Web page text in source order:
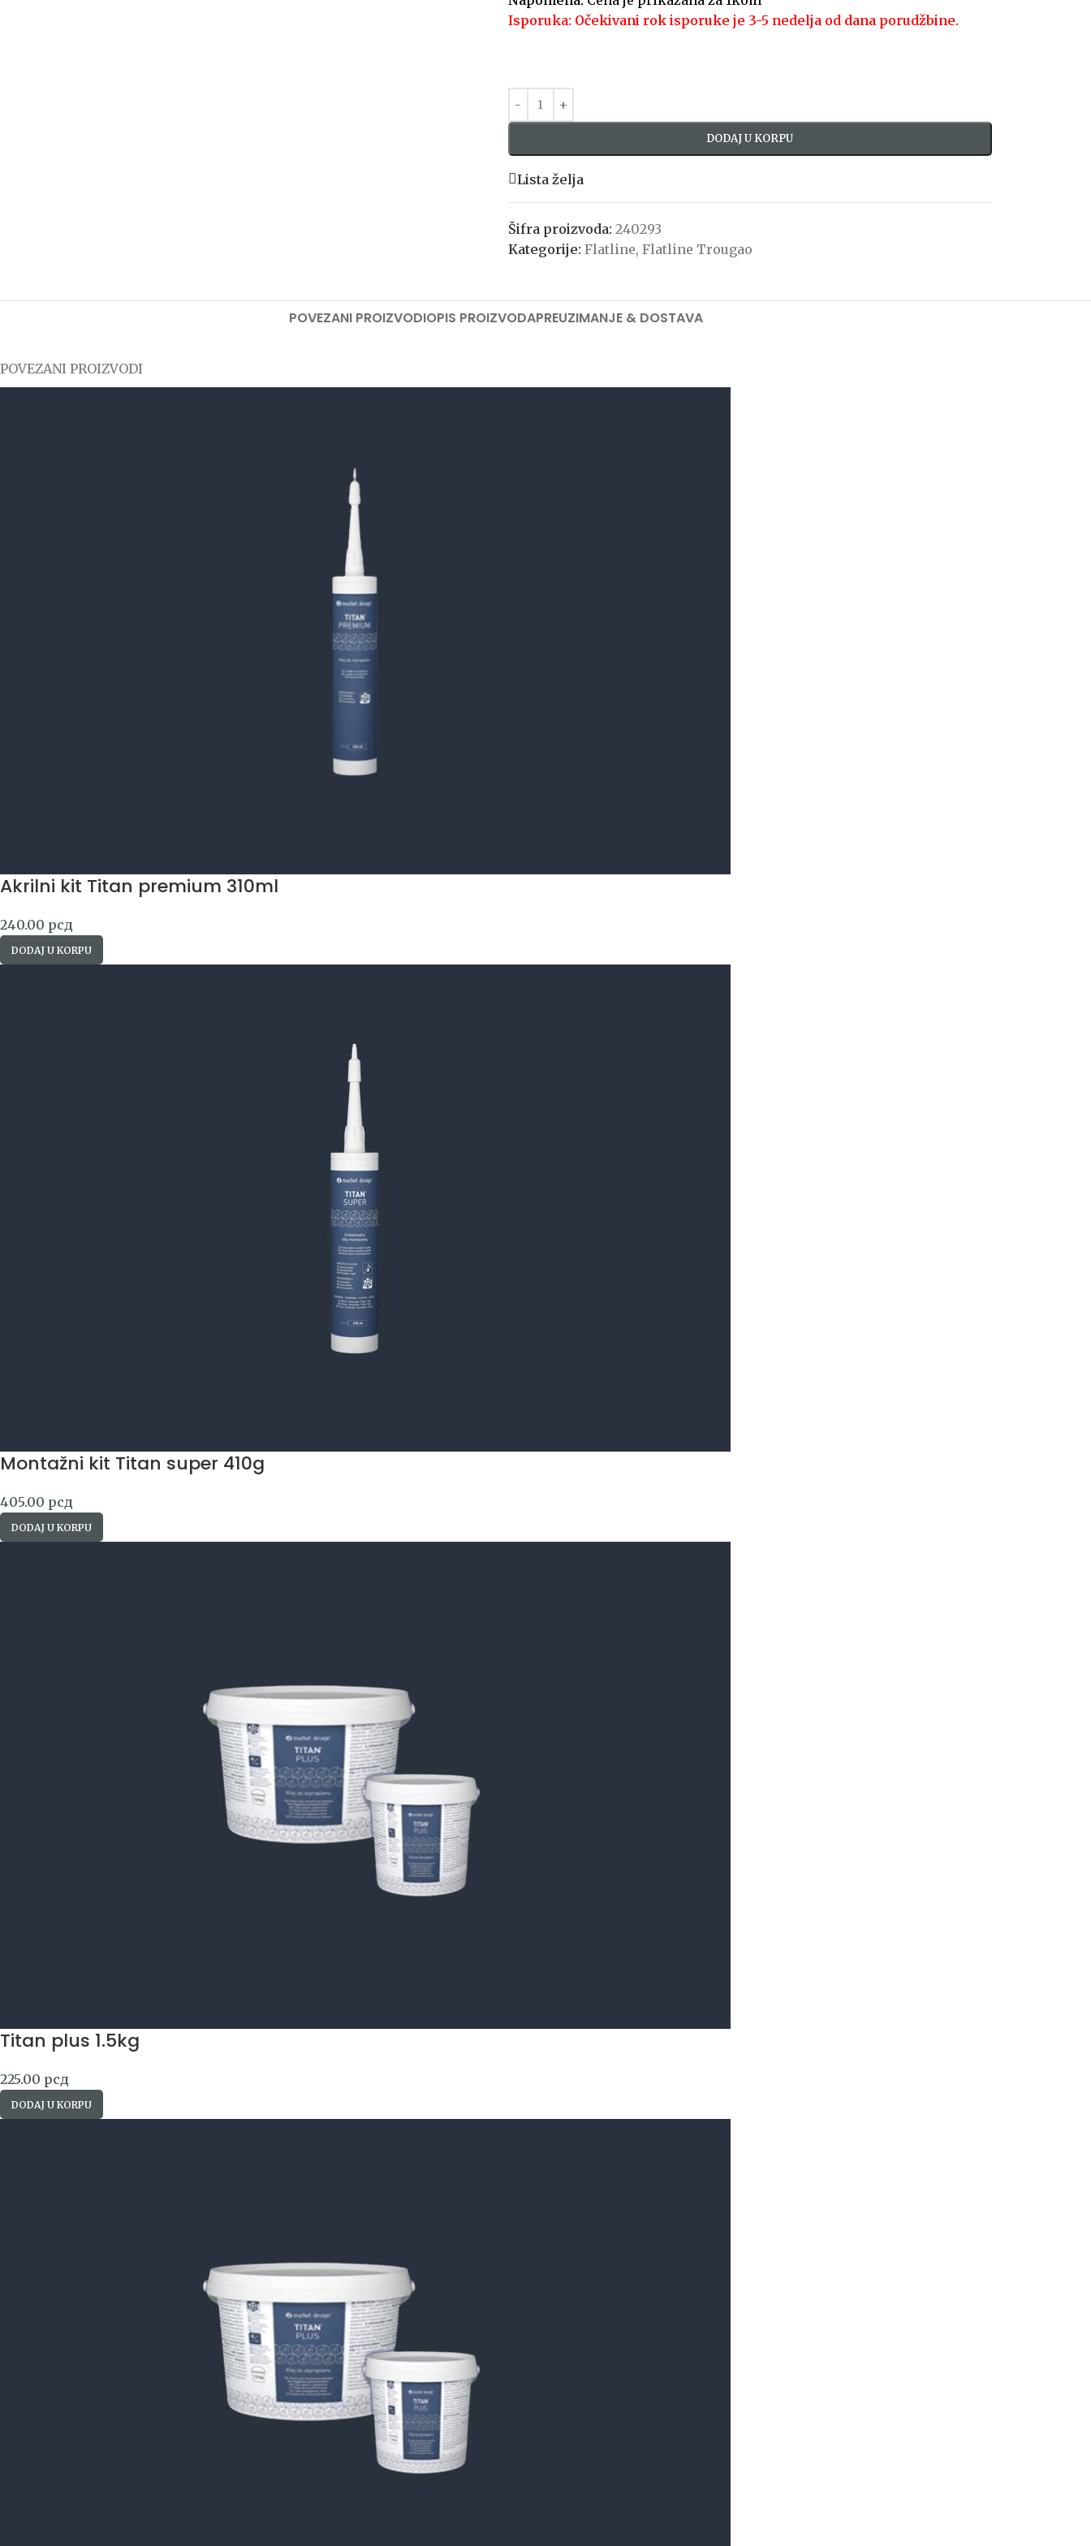
Isporuka: Očekivani rok isporuke je 3-5 nedelja od dana porudžbine.
DODAJ U KORPU
Lista želja
Šifra proizvoda: 240293
Kategorije: Flatline, Flatline Trougao
POVEZANI PROIZVODIOPIS PROIZVODAPREUZIMANJE & DOSTAVA
POVEZANI PROIZVODI
Akrilni kit Titan premium 310ml
240.00 рсд
DODAJ U KORPU
Montažni kit Titan super 410g
405.00 рсд
DODAJ U KORPU
Titan plus 1.5kg
225.00 рсд
DODAJ U KORPU